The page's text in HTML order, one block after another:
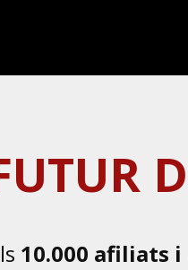
10.000 afiliats